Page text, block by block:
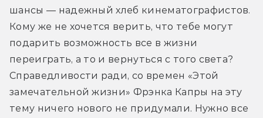
шансы — надежный хлеб кинематографистов.
Кому же не хочется верить, что тебе могут
подарить возможность все в жизни
переиграть, а то и вернуться с того света?
Справедливости ради, со времен «Этой
замечательной жизни» Фрэнка Капры на эту
тему ничего нового не придумали. Нужно все